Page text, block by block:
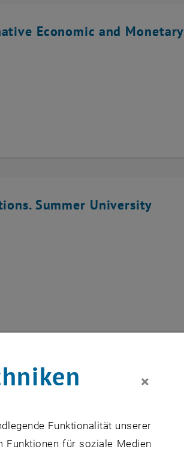
Economic and Monetary
Summer University
×
Funktionalität unserer
Funktionen für soziale Medien